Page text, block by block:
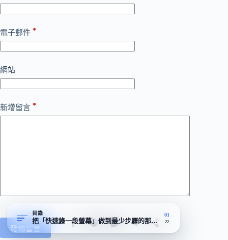
電子郵件 *
網站
新增留言 *
發佈留言
目錄
把「快速錄一段螢幕」做到最少步驟的那一種
01
22